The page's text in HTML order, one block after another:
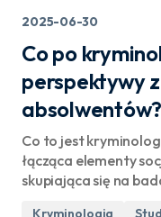
2025-06-30
Co po
perspektywy
absolwentów?
Co to jest
łącząca elementy
skupiająca się na
Kryminologia